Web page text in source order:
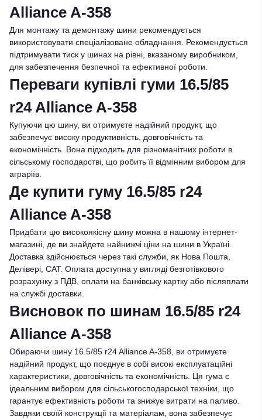
Alliance A-358
Для монтажу та демонтажу шини рекомендується
використовувати спеціалізоване обладнання. Рекомендується
підтримувати тиск у шинах на рівні, вказаному виробником,
для забезпечення безпечної та ефективної роботи.
Переваги купівлі гуми 16.5/85
r24 Alliance A-358
Купуючи цю шину, ви отримуєте надійний продукт, що
забезпечує високу продуктивність, довговічність та
економічність. Вона підходить для різноманітних роботи в
сільському господарстві, що робить її відмінним вибором для
аграріїв.
Де купити гуму 16.5/85 r24
Alliance A-358
Придбати цю високоякісну шину можна в нашому інтернет-
магазині, де ви знайдете найнижчі ціни на шини в Україні.
Доставка здійснюється через такі служби, як Нова Пошта,
Делівері, САТ. Оплата доступна у вигляді безготівкового
розрахунку з ПДВ, оплати на банківську картку або післяплати
на службі доставки.
Висновок по шинам 16.5/85 r24
Alliance A-358
Обираючи шину 16.5/85 r24 Alliance A-358, ви отримуєте
надійний продукт, що поєднує в собі високі експлуатаційні
характеристики, довговічність та економічність. Ця гума є
ідеальним вибором для сільськогосподарської техніки, що
гарантує ефективність роботи та знижує витрати на паливо.
Завдяки своїй конструкції та матеріалам, вона забезпечує